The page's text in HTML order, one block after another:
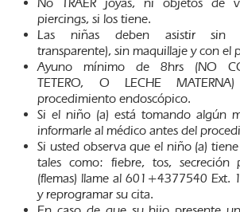
piercings, si los tiene.
Las niñas deben asistir sin
transparente), sin maquillaje y con el
Ayuno mínimo de 8hrs (NO
TETERO, O LECHE
procedimiento endoscópico.
Si el niño (a) está tomando algún
informarle al médico antes del
Si usted observa que el niño (a)
tales como: fiebre, tos,
(flemas) llame al 601+4377540 Ext.
y reprogramar su cita.